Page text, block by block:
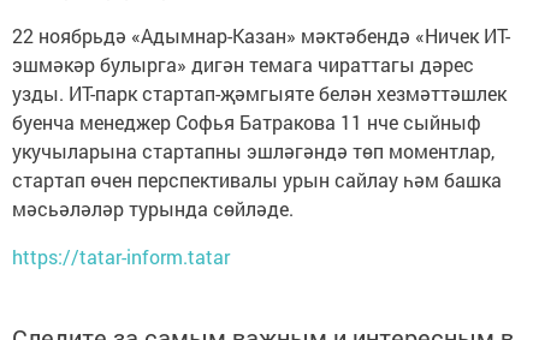
22 ноябрьдә «Адымнар-Казан» мәктәбендә «Ничек ИТ-
эшмәкәр булырга» дигән темага чираттагы дәрес
узды. ИТ-парк стартап-җәмгыяте белән хезмәттәшлек
буенча менеджер Софья Батракова 11 нче сыйныф
укучыларына стартапны эшләгәндә төп моментлар,
стартап өчен перспективалы урын сайлау һәм башка
мәсьәләләр турында сөйләде.
https://tatar-inform.tatar